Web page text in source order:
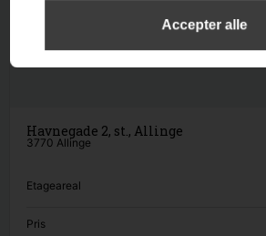
Havnegade 2, st., Allinge
3770 Allinge
Etageareal
Pris